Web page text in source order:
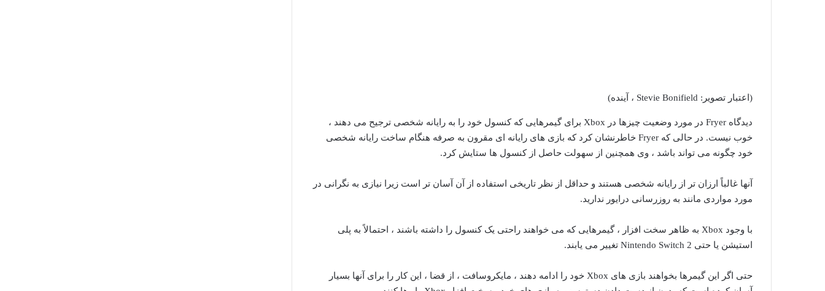
(اعتبار تصویر: Stevie Bonifield ، آینده)
دیدگاه Fryer در مورد وضعیت چیزها در Xbox برای گیمرهایی که کنسول خود را به رایانه شخصی ترجیح می دهند ،
خوب نیست. در حالی که Fryer خاطرنشان کرد که بازی های رایانه ای مقرون به صرفه هنگام ساخت رایانه شخصی
خود چگونه می تواند باشد ، وی همچنین از سهولت حاصل از کنسول ها ستایش کرد.
آنها غالباً ارزان تر از رایانه شخصی هستند و حداقل از نظر تاریخی استفاده از آن آسان تر است زیرا نیازی به نگرانی در
مورد مواردی مانند به روزرسانی درایور ندارید.
با وجود Xbox به ظاهر سخت افزار ، گیمرهایی که می خواهند راحتی یک کنسول را داشته باشند ، احتمالاً به پلی
استیشن یا حتی Nintendo Switch 2 تغییر می یابند.
حتی اگر این گیمرها بخواهند بازی های Xbox خود را ادامه دهند ، مایکروسافت ، از قضا ، این کار را برای آنها بسیار